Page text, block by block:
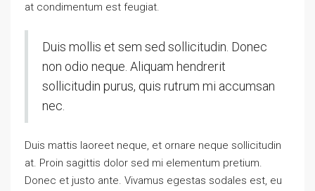
at condimentum est feugiat.
Duis mollis et sem sed sollicitudin. Donec
non odio neque. Aliquam hendrerit
sollicitudin purus, quis rutrum mi accumsan
nec.
Duis mattis laoreet neque, et ornare neque sollicitudin
at. Proin sagittis dolor sed mi elementum pretium.
Donec et justo ante. Vivamus egestas sodales est, eu